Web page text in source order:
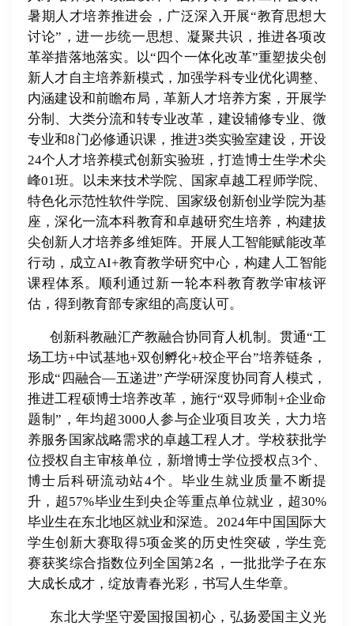
暑期人才培养推进会，广泛深入开展“教育思想大
讨论”，进一步统一思想、凝聚共识，推进各项改
革举措落地落实。以“四个一体化改革”重塑拔尖创
新人才自主培养新模式，加强学科专业优化调整、
内涵建设和前瞻布局，革新人才培养方案，开展学
分制、大类分流和转专业改革，建设辅修专业、微
专业和8门必修通识课，推进3类实验室建设，开设
24个人才培养模式创新实验班，打造博士生学术尖
峰01班。以未来技术学院、国家卓越工程师学院、
特色化示范性软件学院、国家级创新创业学院为基
座，深化一流本科教育和卓越研究生培养，构建拔
尖创新人才培养多维矩阵。开展人工智能赋能改革
行动，成立AI+教育教学研究中心，构建人工智能
课程体系。顺利通过新一轮本科教育教学审核评
估，得到教育部专家组的高度认可。
创新科教融汇产教融合协同育人机制。贯通“工
场工坊+中试基地+双创孵化+校企平台”培养链条，
形成“ 四融合—五递进”产学研深度协同育人模式，
推进工程硕博士培养改革，施行“双导师制 +企业命
题制” ，年均超3000 人参与企业项目攻关，大力培
养服务国家战略需求的卓越工程人才。学校获批学
位授权自主审核单位，新增博士学位授权点3个、
博士后科研流动站4个。毕业生就业质量不断提
升，超57%毕业生到央企等重点单位就业，超30%
毕业生在东北地区就业和深造。2024年中国国际大
学生创新大赛取得5项金奖的历史性突破，学生竞
赛获奖综合指数位列全国第2名，一批批学子在东
大成长成才，绽放青春光彩，书写人生华章。
东北大学坚守爱国报国初心，弘扬爱国主义光